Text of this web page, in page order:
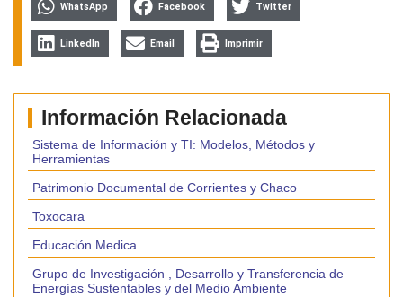
WhatsApp Facebook Twitter
LinkedIn Email Imprimir
Información Relacionada
Sistema de Información y TI: Modelos, Métodos y
Herramientas
Patrimonio Documental de Corrientes y Chaco
Toxocara
Educación Medica
Grupo de Investigación , Desarrollo y Transferencia de
Energías Sustentables y del Medio Ambiente